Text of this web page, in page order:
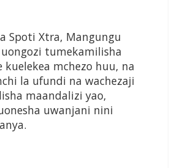
Spoti Xtra, Mangungu
uongozi tumekamilisha
mchezo huu, na
la ufundi na wachezaji
maandalizi yao,
uwanjani nini